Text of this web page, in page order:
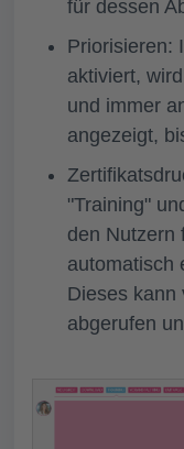
für dessen
Priorisieren:
aktiviert,
und immer
angezeigt,
"Training"
den Nutzern
automatisch
Dieses kann
abgerufen